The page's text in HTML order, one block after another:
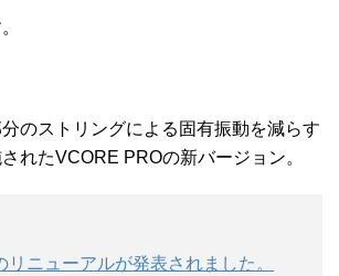
のストリングによる固有振動を減らす
れたVCORE PROの新バージョン。
ニューアルが発表されました。